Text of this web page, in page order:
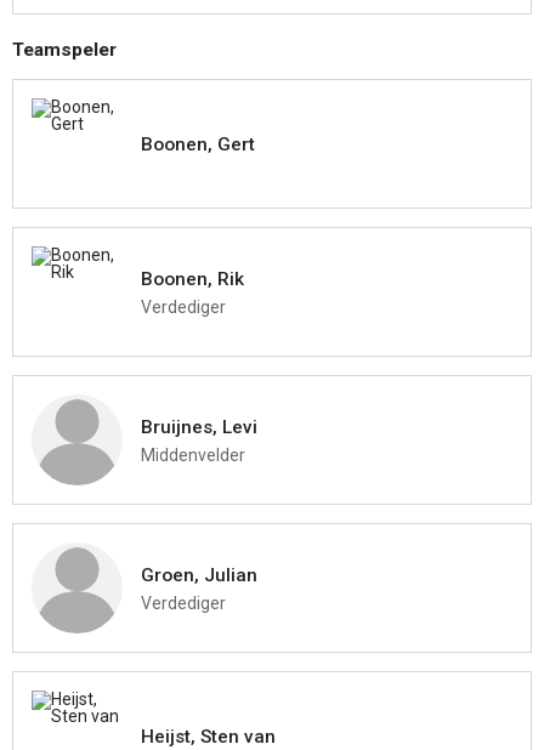
Teamspeler
Boonen, Gert
Boonen, Rik
Verdediger
Bruijnes, Levi
Middenvelder
Groen, Julian
Verdediger
Heijst, Sten van